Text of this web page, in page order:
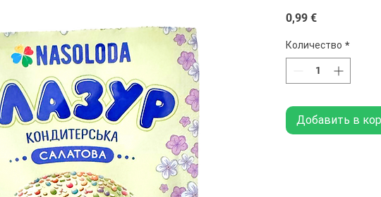
0,99 €Цена
Количество *
Добавить в